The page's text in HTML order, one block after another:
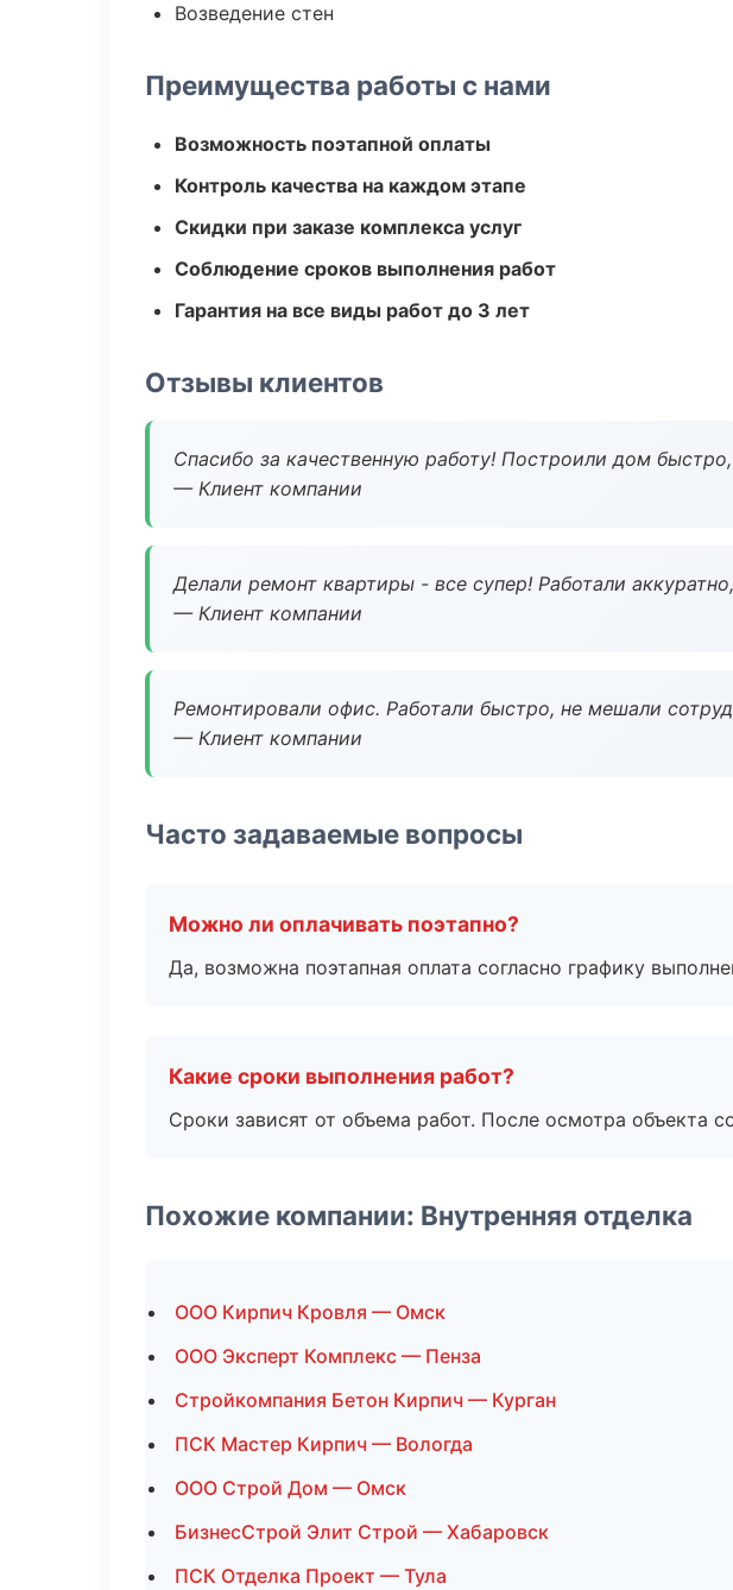
Возведение стен
Преимущества работы с нами
Возможность поэтапной оплаты
Контроль качества на каждом этапе
Скидки при заказе комплекса услуг
Соблюдение сроков выполнения работ
Гарантия на все виды работ до 3 лет
Отзывы клиентов
Спасибо за качественную работу! Построили дом
— Клиент компании
Делали ремонт квартиры - все супер! Работали
— Клиент компании
Ремонтировали офис. Работали быстро, не мешали
— Клиент компании
Часто задаваемые вопросы
Можно ли оплачивать поэтапно?
Да, возможна поэтапная оплата согласно графику
Какие сроки выполнения работ?
Сроки зависят от объема работ. После осмотра объекта
Похожие компании: Внутренняя отделка
ООО Кирпич Кровля — Омск
ООО Эксперт Комплекс — Пенза
Стройкомпания Бетон Кирпич — Курган
ПСК Мастер Кирпич — Вологда
ООО Строй Дом — Омск
БизнесСтрой Элит Строй — Хабаровск
ПСК Отделка Проект — Тула